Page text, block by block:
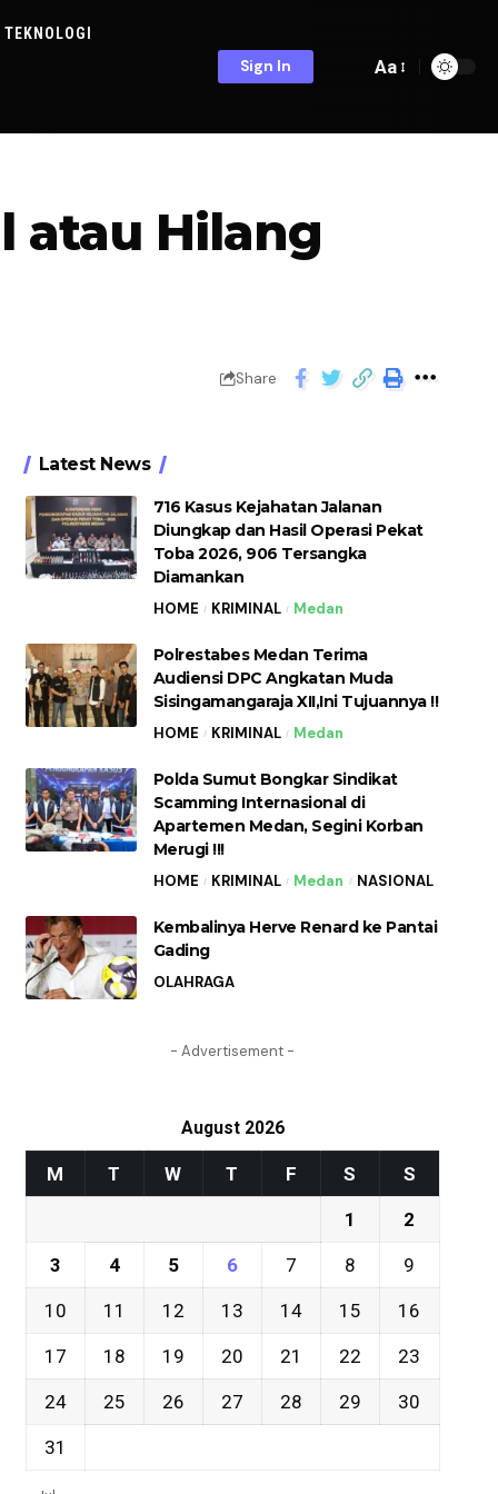
TEKNOLOGI
Sign In Aa
atau Hilang
Share
Latest News
716 Kasus Kejahatan Jalanan
Diungkap dan Hasil Operasi Pekat
Toba 2026, 906 Tersangka
Diamankan
HOME KRIMINAL Medan
Polrestabes Medan Terima
Audiensi DPC Angkatan Muda
Sisingamangaraja XII,Ini Tujuannya !!
HOME KRIMINAL Medan
Polda Sumut Bongkar Sindikat
Scamming Internasional di
Apartemen Medan, Segini Korban
Merugi !!!
HOME KRIMINAL Medan NASIONAL
Kembalinya Herve Renard ke Pantai
Gading
OLAHRAGA
- Advertisement -
August 2026
M T W T F S S
1 2
3 4 5 6 7 8 9
10 11 12 13 14 15 16
17 18 19 20 21 22 23
24 25 26 27 28 29 30
31